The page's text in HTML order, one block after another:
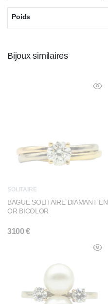
Poids
Bijoux similaires
SOLITAIRE
BAGUE SOLITAIRE DIAMANT EN
OR BICOLOR
3100€